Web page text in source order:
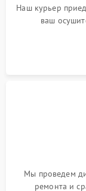
Наш курьер
ваш
Мы проведем
ремонта и